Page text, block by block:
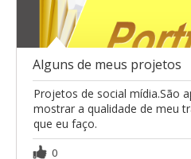
Alguns de meus projetos
Projetos de social mídia.São
mostrar a qualidade de meu
que eu faço.
0